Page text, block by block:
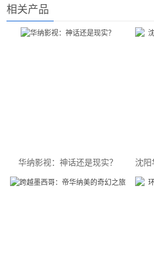
相关产品
华纳影视：神话还是现实？